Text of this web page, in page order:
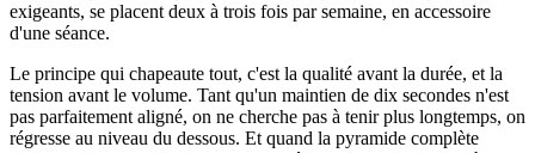
exigeants, se placent deux à trois fois par semaine, en accessoire
d'une séance.
Le principe qui chapeaute tout, c'est la qualité avant la durée, et la
tension avant le volume. Tant qu'un maintien de dix secondes n'est
pas parfaitement aligné, on ne cherche pas à tenir plus longtemps, on
régresse au niveau du dessous. Et quand la pyramide complète